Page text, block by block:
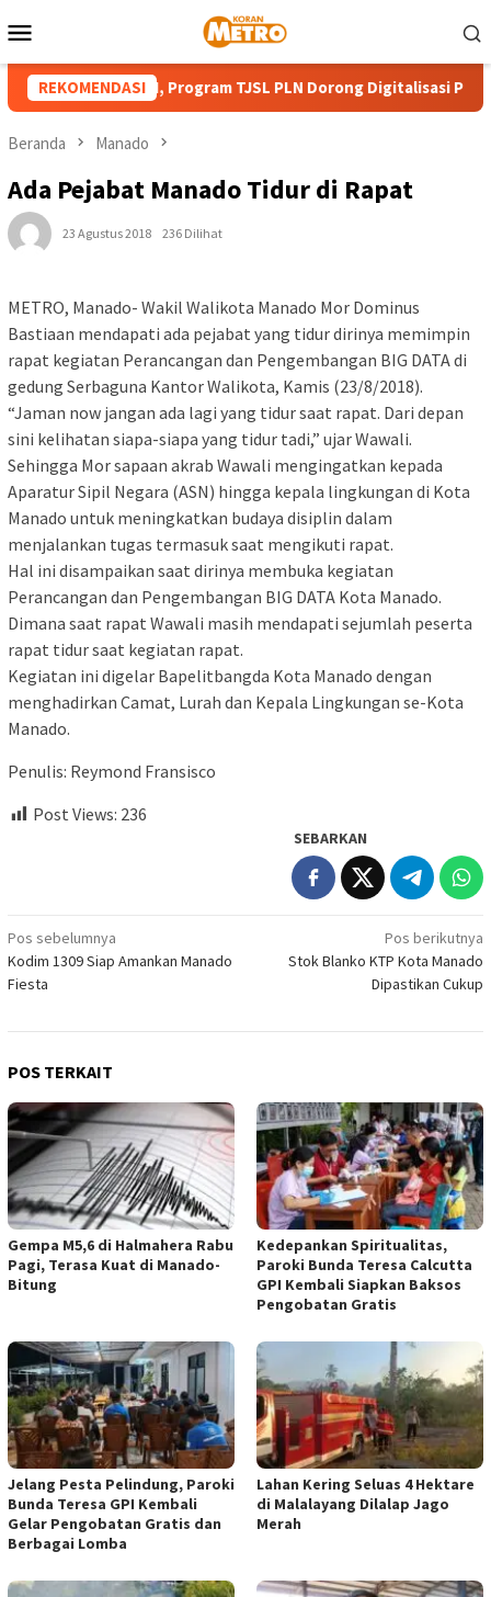
ke
Mobile
REKOMENDASI
HUT ke-81 RI, Program TJSL PLN Dorong Digitalisasi
Beranda Manado
Ada Pejabat Manado Tidur di Rapat
23 Agustus 2018 236 Dilihat
METRO, Manado- Wakil Walikota Manado Mor Dominus
Bastiaan mendapati ada pejabat yang tidur dirinya memimpin
rapat kegiatan Perancangan dan Pengembangan BIG DATA di
gedung Serbaguna Kantor Walikota, Kamis (23/8/2018).
“Jaman now jangan ada lagi yang tidur saat rapat. Dari depan
sini kelihatan siapa-siapa yang tidur tadi,” ujar Wawali.
Sehingga Mor sapaan akrab Wawali mengingatkan kepada
Aparatur Sipil Negara (ASN) hingga kepala lingkungan di Kota
Manado untuk meningkatkan budaya disiplin dalam
menjalankan tugas termasuk saat mengikuti rapat.
Hal ini disampaikan saat dirinya membuka kegiatan
Perancangan dan Pengembangan BIG DATA Kota Manado.
Dimana saat rapat Wawali masih mendapati sejumlah peserta
rapat tidur saat kegiatan rapat.
Kegiatan ini digelar Bapelitbangda Kota Manado dengan
menghadirkan Camat, Lurah dan Kepala Lingkungan se-Kota
Manado.
Penulis: Reymond Fransisco
Post Views: 236
SEBARKAN
Navigasi
pos
Pos sebelumnya
Kodim 1309 Siap Amankan Manado
Fiesta
Pos berikutnya
Stok Blanko KTP Kota Manado
Dipastikan Cukup
POS TERKAIT
Gempa M5,6 di Halmahera Rabu
Pagi, Terasa Kuat di Manado-
Bitung
Kedepankan Spiritualitas,
Paroki Bunda Teresa Calcutta
GPI Kembali Siapkan Baksos
Pengobatan Gratis
Jelang Pesta Pelindung, Paroki
Bunda Teresa GPI Kembali
Gelar Pengobatan Gratis dan
Berbagai Lomba
Lahan Kering Seluas 4 Hektare
di Malalayang Dilalap Jago
Merah